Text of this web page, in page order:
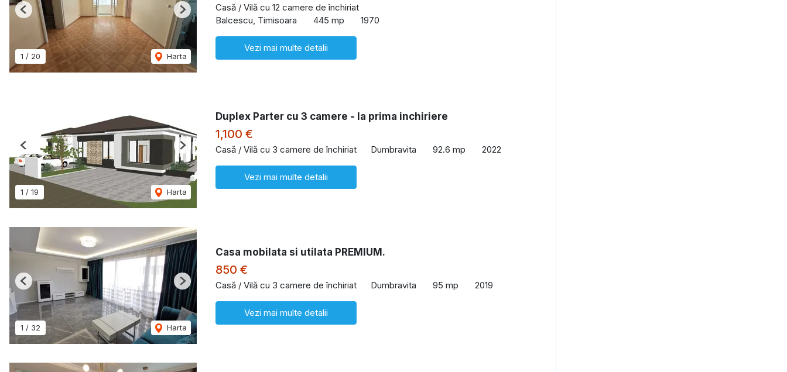
1 / 20 Harta
Previous Next
Casă / Vilă cu 12 camere de închiriat
Balcescu, Timisoara
445 mp 1970
Vezi mai multe detalii
1 / 19 Harta
Previous Next
Duplex Parter cu 3 camere - la prima inchiriere
1,100 €
Casă / Vilă cu 3 camere de închiriat Dumbravita 92.6 mp 2022
Vezi mai multe detalii
1 / 32 Harta
Previous Next
Casa mobilata si utilata PREMIUM.
850 €
Casă / Vilă cu 3 camere de închiriat Dumbravita 95 mp 2019
Vezi mai multe detalii